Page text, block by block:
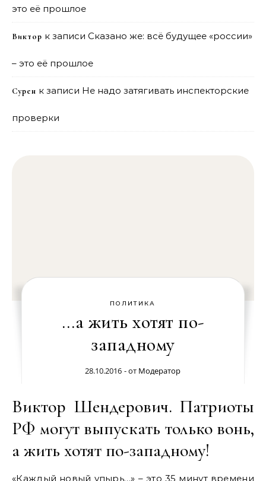
это её прошлое
Виктор к записи Сказано же: всё будущее «россии»
– это её прошлое
Сурен к записи Не надо затягивать инспекторские
проверки
ПОЛИТИКА
…а жить хотят по-
западному
28.10.2016 - от Модератор
Виктор Шендерович. Патриоты
РФ могут выпускать только вонь,
а жить хотят по-западному!
«Каждый новый упырь…» – это 35 минут времени